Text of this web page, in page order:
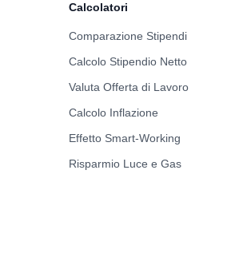
Calcolatori
Comparazione Stipendi
Calcolo Stipendio Netto
Valuta Offerta di Lavoro
Calcolo Inflazione
Effetto Smart-Working
Risparmio Luce e Gas